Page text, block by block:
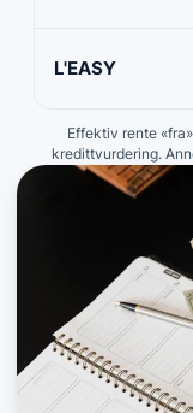
L'EASY
Effektiv rente
kredittvurdering.